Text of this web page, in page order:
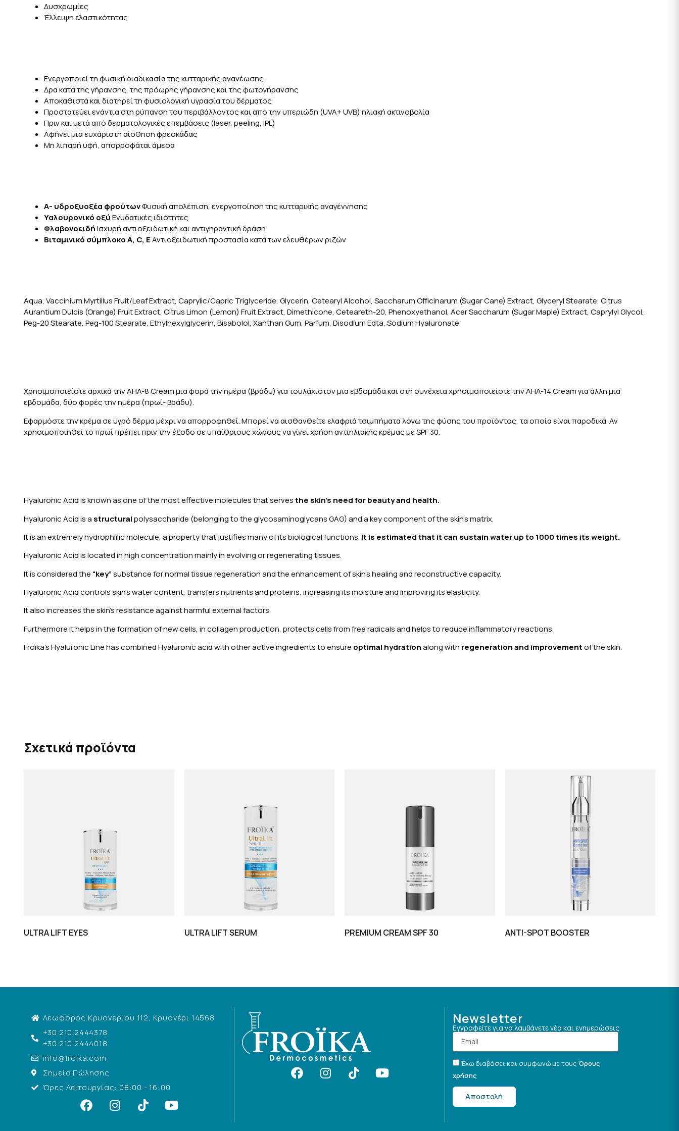
Δυσχρωμίες
Έλλειψη ελαστικότητας
Ενεργοποιεί τη φυσική διαδικασία της κυτταρικής ανανέωσης
Δρα κατά της γήρανσης, της πρόωρης γήρανσης και της φωτογήρανσης
Αποκαθιστά και διατηρεί τη φυσιολογική υγρασία του δέρματος
Προστατεύει ενάντια στη ρύπανση του περιβάλλοντος και από την υπεριώδη (UVA+ UVB) ηλιακή ακτινοβολία
Πριν και μετά από δερματολογικές επεμβάσεις (laser, peeling, IPL)
Αφήνει μια ευχάριστη αίσθηση φρεσκάδας
Μη λιπαρή υφή, απορροφάται άμεσα
Α- υδροξυοξέα φρούτωνΦυσική απολέπιση, ενεργοποίηση της κυτταρικής αναγέννησης
Υαλουρονικό οξύΕνυδατικές ιδιότητες
ΦλαβονοειδήΙσχυρή αντιοξειδωτική και αντιγηραντική δράση
Βιταμινικό σύμπλοκο Α, C, EΑντιοξειδωτική προστασία κατά των ελευθέρων ριζών
Aqua, Vaccinium Myrtillus Fruit/Leaf Extract, Caprylic/Capric Triglyceride, Glycerin, Cetearyl Alcohol, Saccharum Officinarum (Sugar Cane) Extract, Glyceryl Stearate, Citrus
Aurantium Dulcis (Orange) Fruit Extract, Citrus Limon (Lemon) Fruit Extract, Dimethicone, Ceteareth-20, Phenoxyethanol, Acer Saccharum (Sugar Maple) Extract, Caprylyl Glycol,
Peg-20 Stearate, Peg-100 Stearate, Ethylhexylglycerin, Bisabolol, Xanthan Gum, Parfum, Disodium Edta, Sodium Hyaluronate
Χρησιμοποιείστε αρχικά την AHA-8 Cream μια φορά την ημέρα (βράδυ) για τουλάχιστον μια εβδομάδα και στη συνέχεια χρησιμοποιείστε την AHA-14 Cream για άλλη μια
εβδομάδα, δύο φορές την ημέρα (πρωί- βράδυ).
Εφαρμόστε την κρέμα σε υγρό δέρμα μέχρι να απορροφηθεί. Μπορεί να αισθανθείτε ελαφριά τσιμπήματα λόγω της φύσης του προϊόντος, τα οποία είναι παροδικά. Αν
χρησιμοποιηθεί το πρωί πρέπει πριν την έξοδο σε υπαίθριους χώρους να γίνει χρήση αντιηλιακής κρέμας με SPF 30.
Hyaluronic Acid is known as one of the most effective molecules that servesthe skin’s need for beauty and health.
Hyaluronic Acid is a structuralpolysaccharide (belonging to the glycosaminoglycans GAG) and a key component of the skin’s matrix.
It is an extremely hydrophlilic molecule, a property that justifies many of its biological functions. It is estimated that it can sustain water up to 1000 times its weight.
Hyaluronic Acid is located in high concentration mainly in evolving or regenerating tissues.
It is considered the “key”substance for normal tissue regeneration and the enhancement of skin’s healing and reconstructive capacity.
Hyaluronic Acid controls skin’s water content, transfers nutrients and proteins, increasing its moisture and improving its elasticity.
It also increases the skin’s resistance against harmful external factors.
Furthermore it helps in the formation of new cells, in collagen production, protects cells from free radicals and helps to reduce inflammatory reactions.
Froika’s Hyaluronic Line has combined Hyaluronic acid with other active ingredients to ensure optimal hydrationalong with regeneration and improvementof the skin.
Σχετικά προϊόντα
ULTRA LIFT EYES ULTRA LIFT SERUM PREMIUM CREAM SPF 30 ANTI-SPOT BOOSTER
Λεωφόρος Κρυονερίου 112, Κρυονέρι 14568
+30 210 2444378
+30 210 2444018
info@froika.com
Σημεία Πώλησης
Ώρες Λειτουργίας: 08:00 - 16:00
Newsletter
Εγγραφείτε για να λαμβάνετε νέα και ενημερώσεις
Έχω διαβάσει και συμφωνώ με τους Όρους
χρήσης
Αποστολή